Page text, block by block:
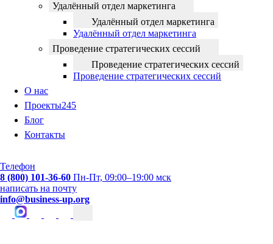
Удалённый отдел маркетинга
Удалённый отдел маркетинга
Удалённый отдел маркетинга
Проведение стратегических сессий
Проведение стратегических сессий
Проведение стратегических сессий
О нас
Проекты245
Блог
Контакты
Телефон
8 (800) 101-36-60 Пн-Пт, 09:00–19:00 мск
написать на почту
info@business-up.org